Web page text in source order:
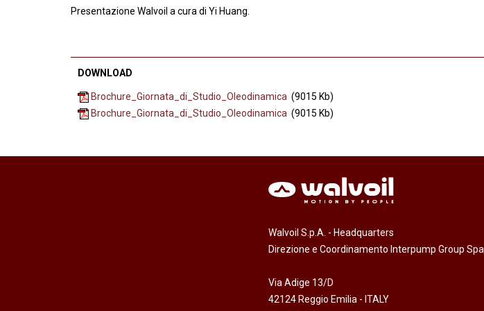
Presentazione Walvoil a cura di Yi Huang.
DOWNLOAD
Brochure_Giornata_di_Studio_Oleodinamica (9015 Kb)
Brochure_Giornata_di_Studio_Oleodinamica (9015 Kb)
Walvoil S.p.A. - Headquarters
Direzione e Coordinamento Interpump Group Spa
Via Adige 13/D
42124 Reggio Emilia - ITALY